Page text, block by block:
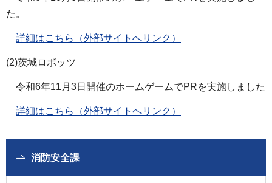
た。
詳細はこちら（外部サイトへリンク）
(2)茨城ロボッツ
令和6年11月3日開催のホームゲームでPRを実施しました
詳細はこちら（外部サイトへリンク）
消防安全課